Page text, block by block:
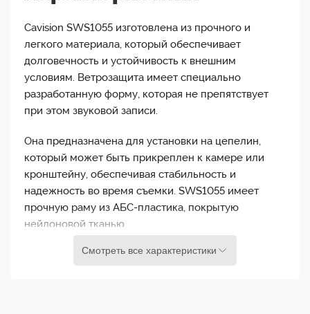
Рамка из АБС-пластика с покрытием из
нейлоновой ткани
Cavision SWS1055 изготовлена из прочного и
легкого материала, который обеспечивает
долговечность и устойчивость к внешним
условиям. Ветрозащита имеет специально
разработанную форму, которая не препятствует
при этом звуковой записи.
Она предназначена для установки на цепелин,
который может быть прикреплен к камере или
кронштейну, обеспечивая стабильность и
надежность во время съемки. SWS1055 имеет
прочную раму из АБС-пластика, покрытую
нейлоновой тканью.
Cavision SWS1055 - это надежная и эффективная
Смотреть все характеристики